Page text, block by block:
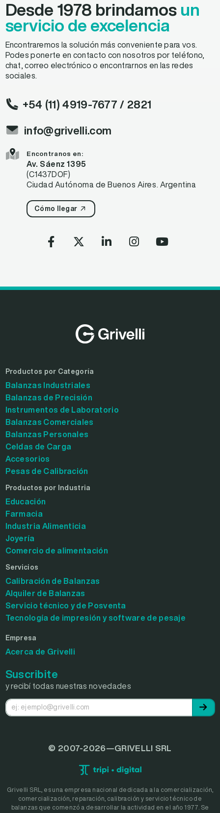
Desde 1978 brindamos un
servicio de excelencia
Encontraremos la solución más conveniente para vos.
Podes ponerte en contacto con nosotros por teléfono,
chat, correo electrónico o encontrarnos en las redes
sociales.
+54 (11) 4919-7677 / 2821
info@grivelli.com
Encontranos en:
Av. Sáenz 1395
(C1437DOF)
Ciudad Autónoma de Buenos Aires. Argentina
Cómo llegar
Productos por Categoría
Balanzas Industriales
Balanzas de Precisión
Instrumentos de Laboratorio
Balanzas Comerciales
Balanzas Personales
Celdas de Carga
Accesorios
Pesas de Calibración
Productos por Industria
Educación
Farmacia
Industria Alimenticia
Joyería
Comercio de alimentación
Servicios
Calibración de Balanzas
Alquiler de Balanzas
Servicio técnico y de Posventa
Tecnología de impresión y software de pesaje
Empresa
Acerca de Grivelli
Suscribite
y recibí todas nuestras novedades
© 2007-2026—GRIVELLI SRL
Grivelli SRL, es una empresa nacional dedicada a la comercialización,
comercialización, reparación, calibración y servicio técnico de
balanzas que comenzó a desarrollar la actividad en el año 1977. Se